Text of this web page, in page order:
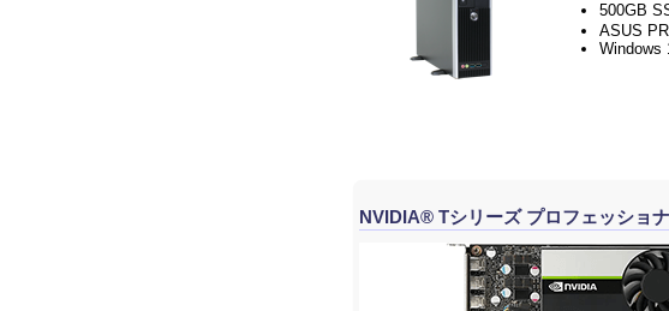
500GB
ASUS
Windows
NVIDIA® Tシリーズ プロフェッショ